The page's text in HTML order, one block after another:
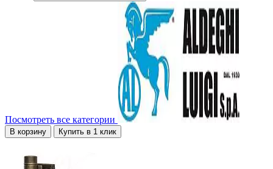
Посмотреть все категории
В корзину Купить в 1 клик